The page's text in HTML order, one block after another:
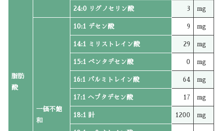
脂肪
酸
24:0 リグノセリン酸 3 mg
一価不飽
和
10:1 デセン酸 9 mg
14:1 ミリストレイン酸 29 mg
15:1 ペンタデセン酸 0 mg
16:1 パルミトレイン酸 64 mg
17:1 ヘプタデセン酸 17 mg
18:1 計 1200 mg